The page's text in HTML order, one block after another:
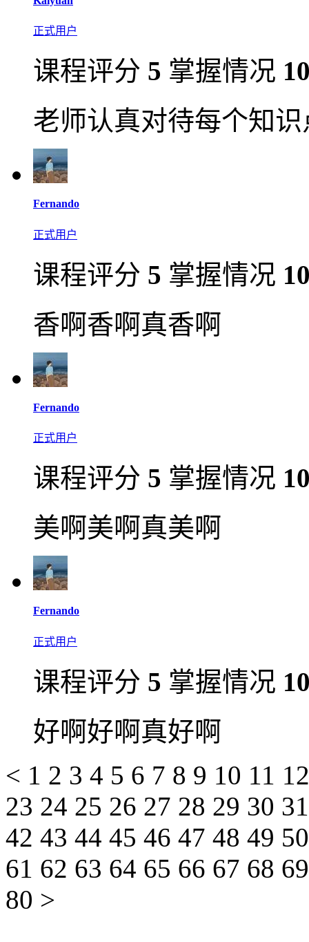
正式用户
课程评分 5 掌握情况
老师认真对待每个知识
Fernando
正式用户
课程评分 5 掌握情况
香啊香啊真香啊
Fernando
正式用户
课程评分 5 掌握情况
美啊美啊真美啊
Fernando
正式用户
课程评分 5 掌握情况
好啊好啊真好啊
< 1 2 3 4 5 6 7 8 9 10 11
23 24 25 26 27 28 29 30
42 43 44 45 46 47 48 49
61 62 63 64 65 66 67 68
80 >